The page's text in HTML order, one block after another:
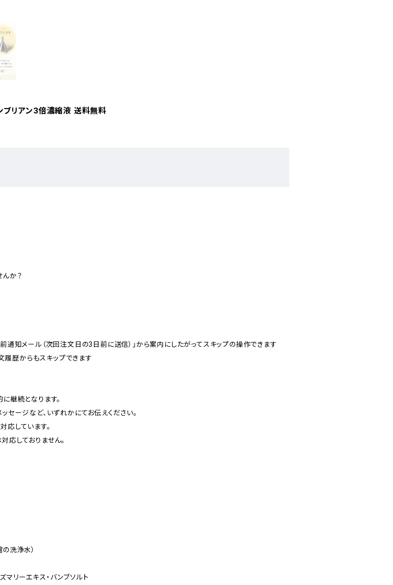
ブリアン3倍濃縮液 送料無料
か？
通知メール（次回注文日の3日前に送信）」から案内にしたがってスキップの操作できます
履歴からもスキップできます
継続となります。
セージなど、いずれかにてお伝えください。
応しています。
応しておりません。
洗浄水）
リーエキス・バンブソルト